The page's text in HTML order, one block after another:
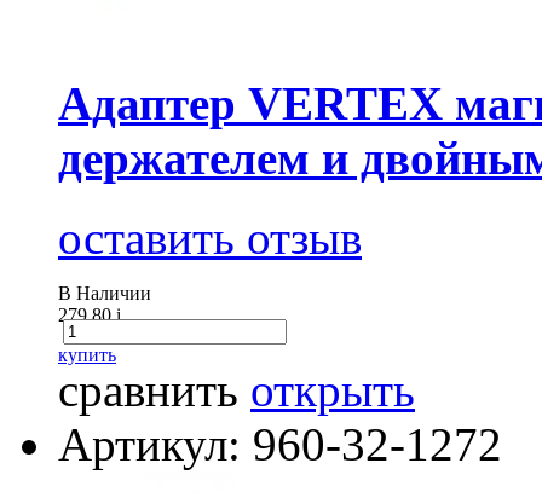
Адаптер VERTEX
держателем и
оставить отзыв
В Наличии
279.80i
купить
сравнить открыть
Артикул: 960-32-1272